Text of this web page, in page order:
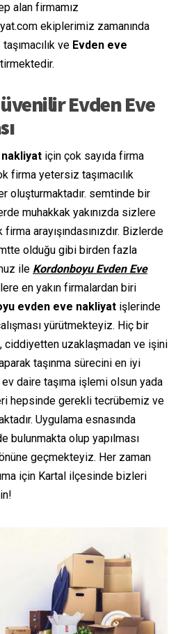
alan firmamız
ekiplerimiz zamanında
ve Evden eve
Evden Eve
için çok sayıda firma
firma yetersiz taşımacılık
oluşturmaktadır. semtinde bir
muhakkak yakınızda sizlere
arayışındasınızdır. Bizlerde
olduğu gibi birden fazla
ile Kordonboyu Evden Eve
en yakın firmalardan biri
evden eve nakliyat işlerinde
yürütmekteyiz. Hiç bir
ciddiyetten uzaklaşmadan ve işini
taşınma sürecini en iyi
daire taşıma işlemi olsun yada
hepsinde gerekli tecrübemiz ve
Uygulama esnasında
bulunmakta olup yapılması
geçmekteyiz. Her zaman
için Kartal ilçesinde bizleri